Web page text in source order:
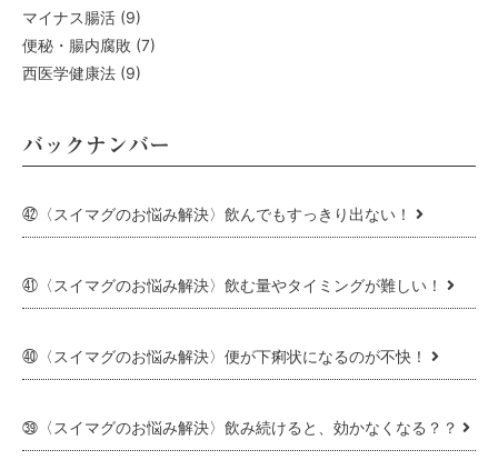
マイナス腸活 (9)
便秘・腸内腐敗 (7)
西医学健康法 (9)
バックナンバー
㊷〈スイマグのお悩み解決〉飲んでもすっきり出ない！
㊶〈スイマグのお悩み解決〉飲む量やタイミングが難しい！
㊵〈スイマグのお悩み解決〉便が下痢状になるのが不快！
㊴〈スイマグのお悩み解決〉飲み続けると、効かなくなる？？